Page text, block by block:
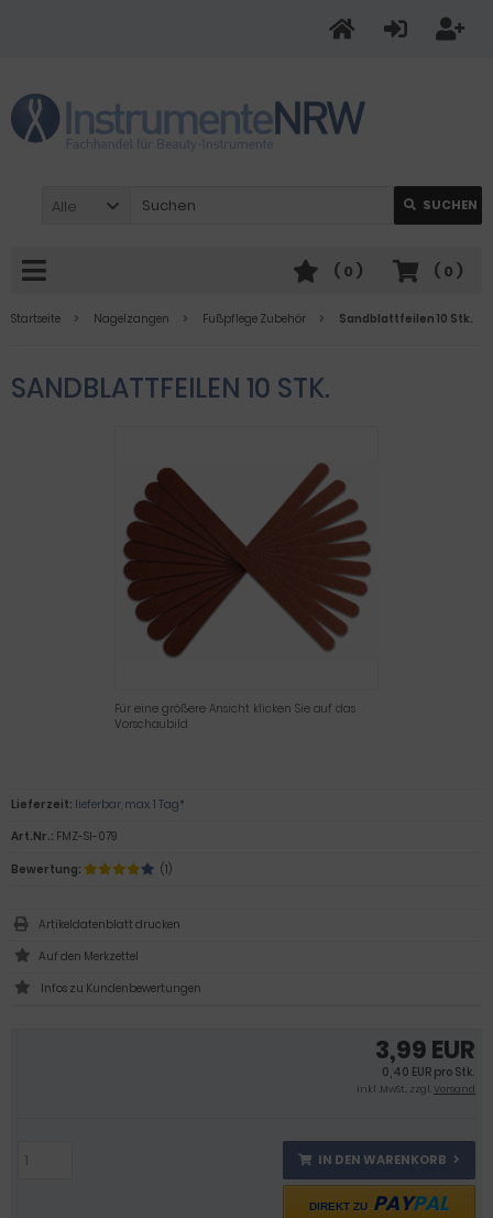
Alle SUCHEN
( 0 )
( 0 )
Startseite Nagelzangen Fußpflege Zubehör Sandblattfeilen 10 Stk.
SANDBLATTFEILEN 10 STK.
Für eine größere Ansicht klicken Sie auf das
Vorschaubild
3,99 EUR
0,40 EUR pro Stk.
inkl .MwSt., zzgl.Versand
IN DEN WARENKORB
DIREKT ZU PAYPAL
Lieferzeit: lieferbar, max. 1 Tag*
Art.Nr.: FMZ-SI-079
Bewertung:
(1)
Artikeldatenblatt drucken
Infos zu Kundenbewertungen